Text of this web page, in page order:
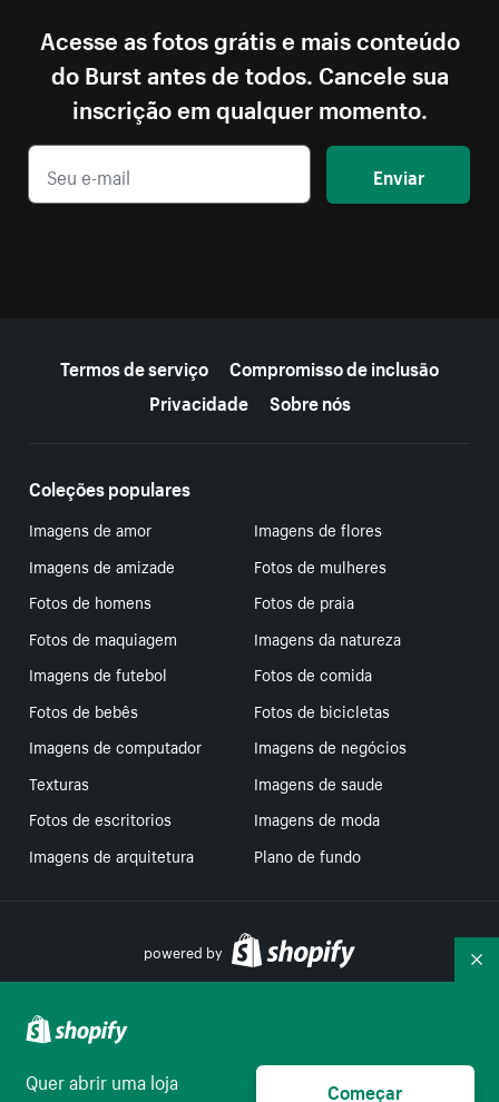
Acesse as fotos grátis e mais conteúdo
do Burst antes de todos. Cancele sua
inscrição em qualquer momento.
Enviar
Termos de serviço
Compromisso de inclusão
Privacidade
Sobre nós
Coleções populares
Imagens de amor
Imagens de flores
Imagens de amizade
Fotos de mulheres
Fotos de homens
Fotos de praia
Fotos de maquiagem
Imagens da natureza
Imagens de futebol
Fotos de comida
Fotos de bebês
Fotos de bicicletas
Imagens de computador
Imagens de negócios
Texturas
Imagens de saude
Fotos de escritorios
Imagens de moda
Imagens de arquitetura
Plano de fundo
powered by
Suas escolhas de privacidade
Quer abrir uma loja
Começar